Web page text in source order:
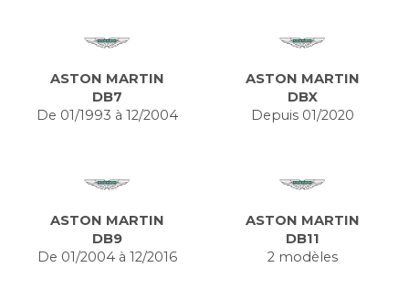
ASTON MARTIN
DB7
De 01/1993 à 12/2004
ASTON MARTIN
DBX
Depuis 01/2020
ASTON MARTIN
DB9
De 01/2004 à 12/2016
ASTON MARTIN
DB11
2 modèles